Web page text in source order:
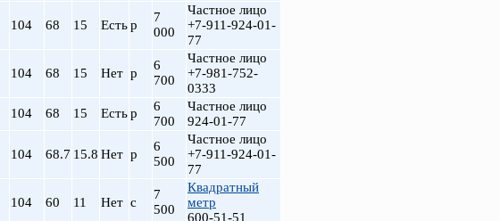
104 68 15 Естьр
7
000
Частное лицо
+7-911-924-01-
77
104 68 15 Нет р
6
700
Частное лицо
+7-981-752-
0333
104 68 15 Естьр
6
700
Частное лицо
924-01-77
104 68.7 15.8 Нет р
6
500
Частное лицо
+7-911-924-01-
77
104 60 11 Нет с
7
500
Квадратный
метр
600-51-51